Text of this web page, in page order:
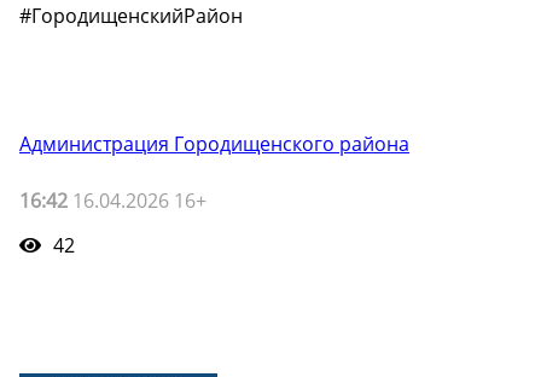
#ГородищенскийРайон
Администрация Городищенского района
16:42 16.04.2026 16+
42